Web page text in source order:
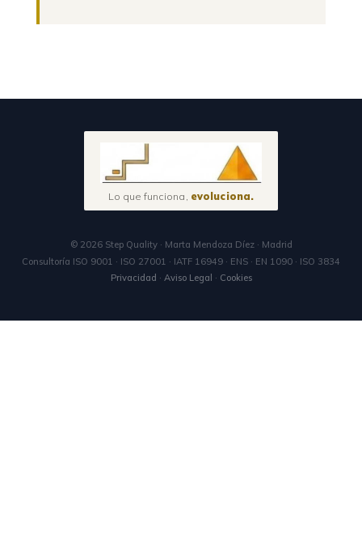
Lo que funciona, evoluciona.
© 2026 Step Quality · Marta Mendoza Díez · Madrid
Consultoría ISO 9001 · ISO 27001 · IATF 16949 · ENS · EN 1090 · ISO 3834
Privacidad · Aviso Legal · Cookies